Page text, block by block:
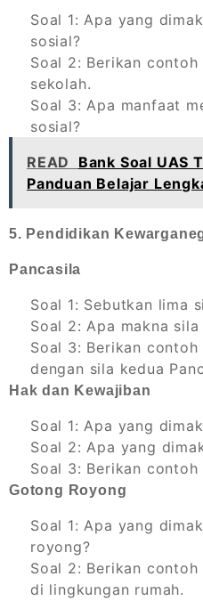
Soal 1: Apa yang
sosial?
Soal 2: Berikan
sekolah.
Soal 3: Apa manfaat
sosial?
READ
Bank Soal UAS
Panduan Belajar
5. Pendidikan
Pancasila
Soal 1: Sebutkan lima
Soal 2: Apa makna
Soal 3: Berikan
dengan sila kedua
Hak dan Kewajiban
Soal 1: Apa yang
Soal 2: Apa yang
Soal 3: Berikan
Gotong Royong
Soal 1: Apa yang
royong?
Soal 2: Berikan
di lingkungan rumah.